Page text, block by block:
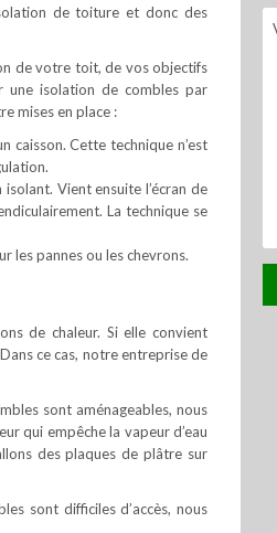
de toiture et donc des
de votre toit, de vos objectifs
isolation de combles par
mises en place :
caisson. Cette technique n’est
Vient ensuite l’écran de
La technique se
les pannes ou les chevrons.
de chaleur. Si elle convient
ce cas, notre entreprise de
sont aménageables, nous
qui empêche la vapeur d’eau
des plaques de plâtre sur
sont difficiles d’accès, nous